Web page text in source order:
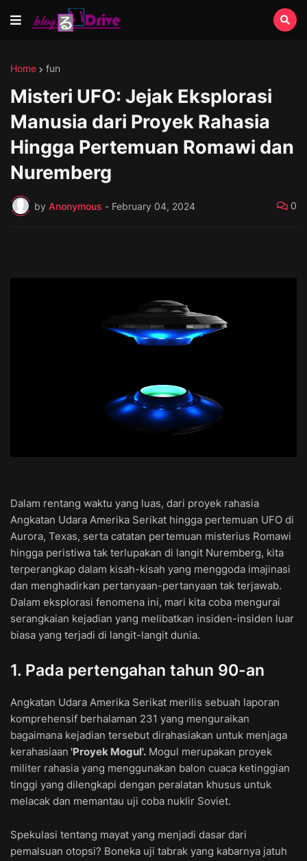
Home fun
Misteri UFO: Jejak Eksplorasi
Manusia dari Proyek Rahasia
Hingga Pertemuan Romawi dan
Nuremberg
by Anonymous - February 04, 2024 0
Dalam rentang waktu yang luas, dari proyek rahasia
Angkatan Udara Amerika Serikat hingga pertemuan UFO di
Aurora, Texas, serta catatan pertemuan misterius Romawi
hingga peristiwa tak terlupakan di langit Nuremberg, kita
terperangkap dalam kisah-kisah yang menggoda imajinasi
dan menghadirkan pertanyaan-pertanyaan tak terjawab.
Dalam eksplorasi fenomena ini, mari kita coba mengurai
serangkaian kejadian yang melibatkan insiden-insiden luar
biasa yang terjadi di langit-langit dunia.
1. Pada pertengahan tahun 90-an
Angkatan Udara Amerika Serikat merilis sebuah laporan
komprehensif berhalaman 231 yang menguraikan
bagaimana kejadian tersebut dirahasiakan untuk menjaga
kerahasiaan 'Proyek Mogul'. Mogul merupakan proyek
militer rahasia yang menggunakan balon cuaca ketinggian
tinggi yang dilengkapi dengan peralatan khusus untuk
melacak dan memantau uji coba nuklir Soviet.
Spekulasi tentang mayat yang menjadi dasar dari
pemalsuan otopsi? Boneka uji tabrak yang kabarnya jatuh